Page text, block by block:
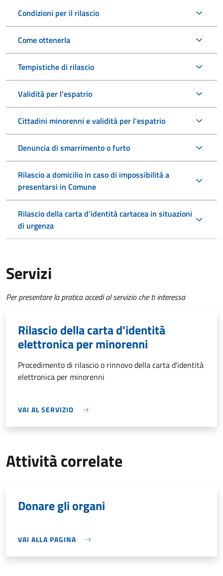
Condizioni per il rilascio
Come ottenerla
Tempistiche di rilascio
Validità per l'espatrio
Cittadini minorenni e validità per l'espatrio
Denuncia di smarrimento o furto
Rilascio a domicilio in caso di impossibilità a
presentarsi in Comune
Rilascio della carta d'identità cartacea in situazioni
di urgenza
Servizi
Per presentare la pratica accedi al servizio che ti interessa
Rilascio della carta d'identità
elettronica per minorenni
Procedimento di rilascio o rinnovo della carta d'identità
elettronica per minorenni
VAI AL SERVIZIO
Attività correlate
Donare gli organi
VAI ALLA PAGINA